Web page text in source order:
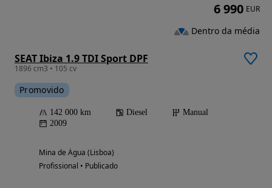
SEAT Ibiza 1.9 TDI Sport DPF
1896 cm3 • 105 cv
Promovido
142 000 km Diesel
Manual
2009
Mina de Água (Lisboa)
Profissional • Publicado
6 990 EUR
Dentro da média